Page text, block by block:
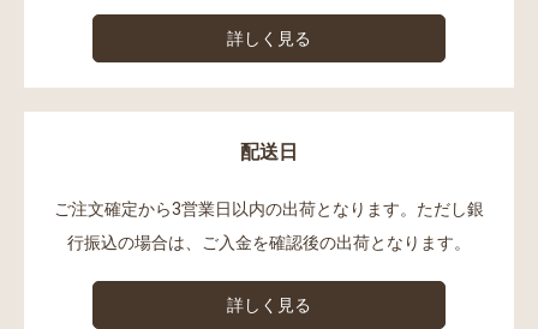
詳しく見る
配送日
ご注文確定から3営業日以内の出荷となります。ただし銀
行振込の場合は、ご入金を確認後の出荷となります。
詳しく見る